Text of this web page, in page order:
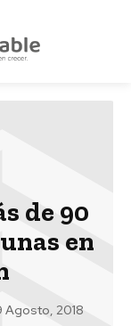
de 90
en
Agosto, 2018